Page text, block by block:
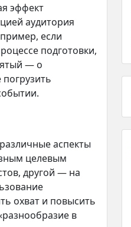
эффект
аудитория
если
подготовки,
— о
аспекты
целевым
другой — на
охват и повысить
в